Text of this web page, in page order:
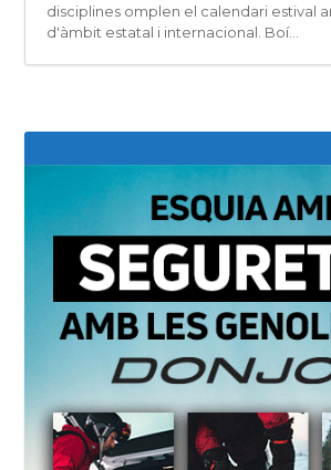
disciplines omplen el calendari estival
d'àmbit estatal i internacional. Boí...